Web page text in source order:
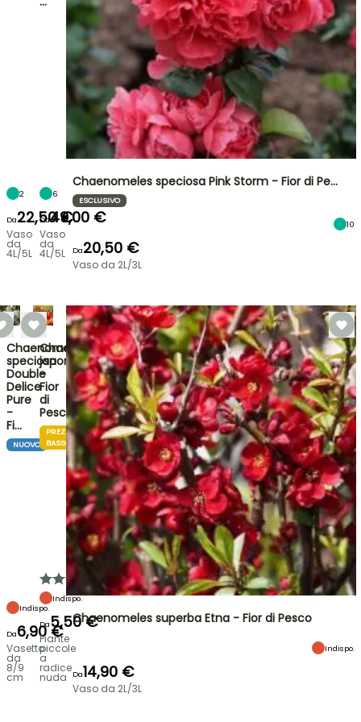
2
Da22,50 €
Vaso
da
4L/5L
6
Da49,00 €
Vaso
da
4L/5L
Chaenomeles speciosa Pink Storm - Fior di Pe…
ESCLUSIVO
10
Da20,50 €
Vaso da 2L/3L
Chaenomeles
speciosa
Double
Delice
Pure
-
Fi…
NUOVO
Indispo.
Da6,90 €
Vasetto
da
8/9
cm
Chaenomeles
japonica
-
Fior
di
Pesco
PREZZO
BASSO
Indispo.
Da5,50 €
Piante
piccole
a
radice
nuda
Chaenomeles superba Etna - Fior di Pesco
Indispo.
Da14,90 €
Vaso da 2L/3L